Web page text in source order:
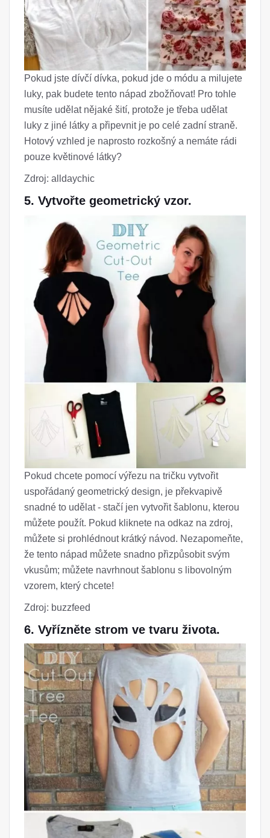
Pokud jste dívčí dívka, pokud jde o módu a milujete
luky, pak budete tento nápad zbožňovat! Pro tohle
musíte udělat nějaké šití, protože je třeba udělat
luky z jiné látky a připevnit je po celé zadní straně.
Hotový vzhled je naprosto rozkošný a nemáte rádi
pouze květinové látky?
Zdroj: alldaychic
5. Vytvořte geometrický vzor.
Pokud chcete pomocí výřezu na tričku vytvořit
uspořádaný geometrický design, je překvapivě
snadné to udělat - stačí jen vytvořit šablonu, kterou
můžete použít. Pokud kliknete na odkaz na zdroj,
můžete si prohlédnout krátký návod. Nezapomeňte,
že tento nápad můžete snadno přizpůsobit svým
vkusům; můžete navrhnout šablonu s libovolným
vzorem, který chcete!
Zdroj: buzzfeed
6. Vyřízněte strom ve tvaru života.